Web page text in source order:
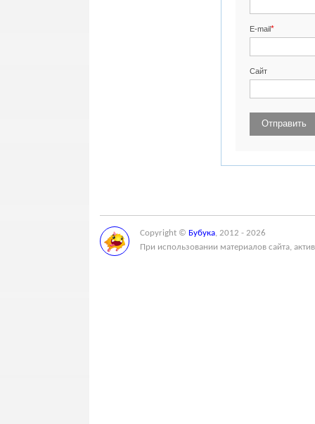
E-mail*
Сайт
Copyright © Бубука, 2012 - 2026
При использовании материалов сайта,